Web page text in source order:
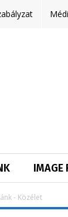
IMAGE
- Közélet